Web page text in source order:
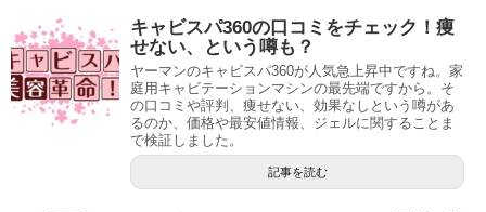
キャビスパ360の口コミをチェック！痩
せない、という噂も？
ヤーマンのキャビスパ360が人気急上昇中ですね。家
庭用キャビテーションマシンの最先端ですから。そ
の口コミや評判、痩せない、効果なしという噂があ
るのか、価格や最安値情報、ジェルに関することま
で検証しました。
記事を読む